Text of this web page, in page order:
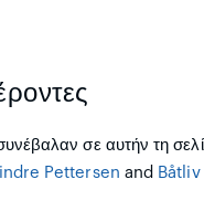
σε αυτήν τη
Pettersen and